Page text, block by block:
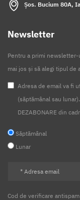
Șos. Bucium 80A,
Newsletter
Pentru a primi
mai jos și să alegi tipul de
Adresa de email va fi
(săptămânal sau
DEZABONARE din
Săptămânal
Lunar
Cod de verificare